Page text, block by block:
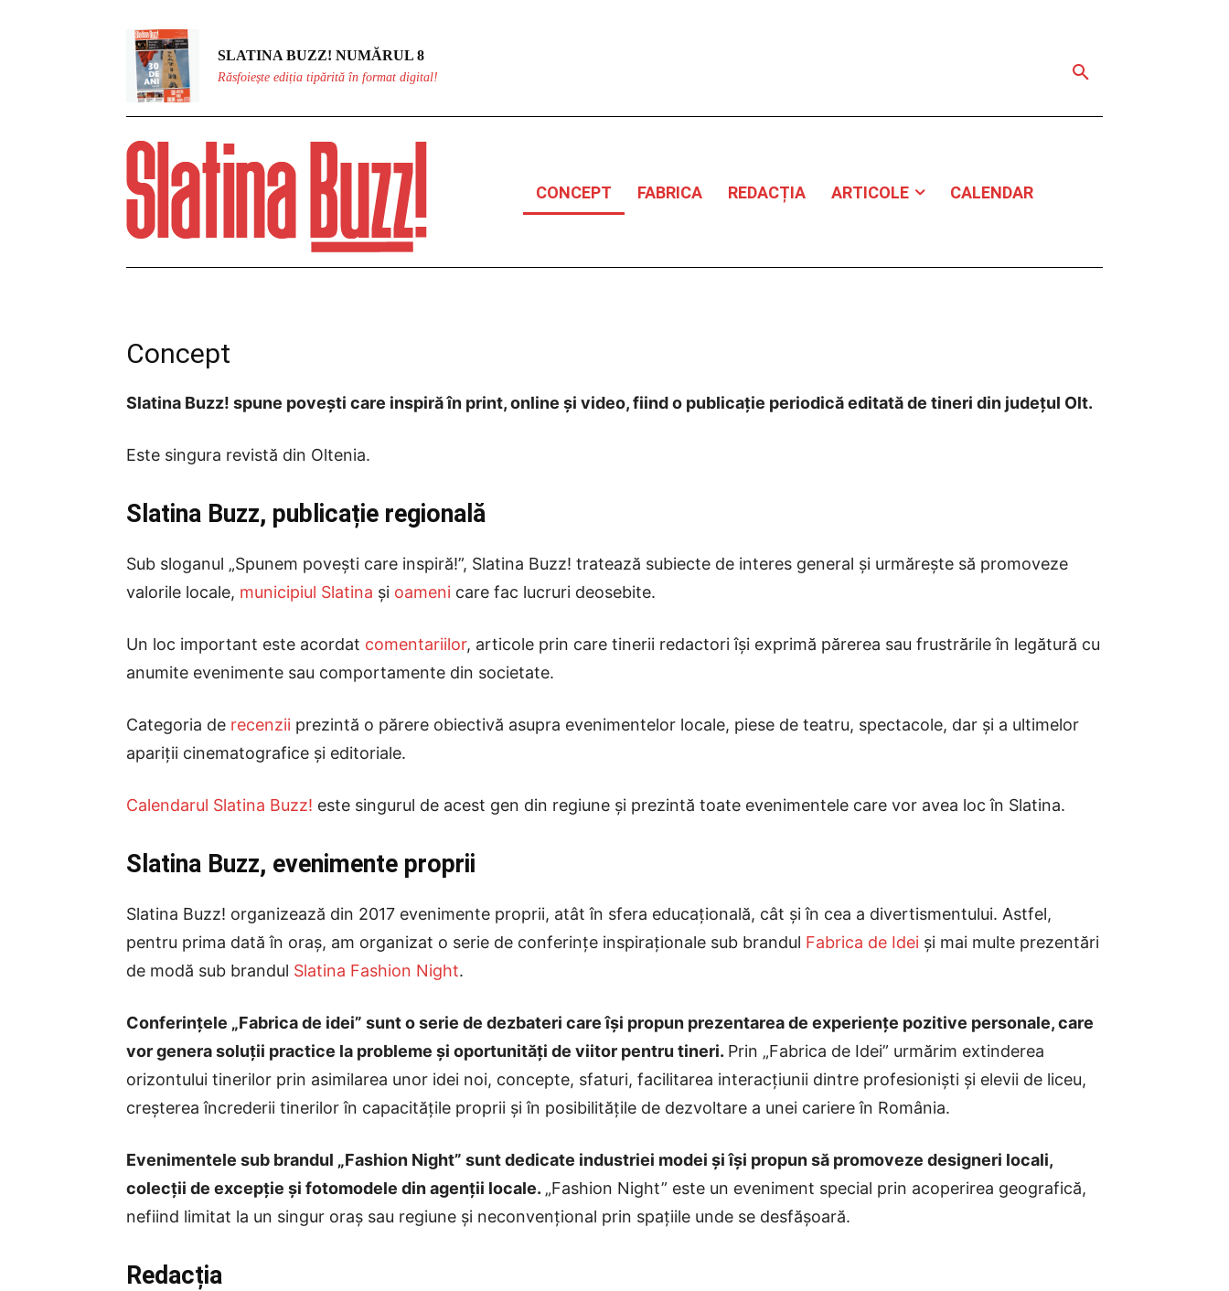
SLATINA BUZZ! NUMĂRUL 8
Răsfoiește ediția tipărită în format digital!
CONCEPT FABRICA REDACȚIA ARTICOLE CALENDAR
Concept
Slatina Buzz! spune povești care inspiră în print, online și video, fiind o publicație periodică editată de tineri din județul Olt.
Este singura revistă din Oltenia.
Slatina Buzz, publicație regională
Sub sloganul „Spunem povești care inspiră!”, Slatina Buzz! tratează subiecte de interes general și urmărește să promoveze
valorile locale, municipiul Slatina și oameni care fac lucruri deosebite.
Un loc important este acordat comentariilor, articole prin care tinerii redactori își exprimă părerea sau frustrările în legătură cu
anumite evenimente sau comportamente din societate.
Categoria de recenzii prezintă o părere obiectivă asupra evenimentelor locale, piese de teatru, spectacole, dar și a ultimelor
apariții cinematografice și editoriale.
Calendarul Slatina Buzz! este singurul de acest gen din regiune și prezintă toate evenimentele care vor avea loc în Slatina.
Slatina Buzz, evenimente proprii
Slatina Buzz! organizează din 2017 evenimente proprii, atât în sfera educațională, cât și în cea a divertismentului. Astfel,
pentru prima dată în oraș, am organizat o serie de conferințe inspiraționale sub brandul Fabrica de Idei și mai multe prezentări
de modă sub brandul Slatina Fashion Night.
Conferințele „Fabrica de idei” sunt o serie de dezbateri care își propun prezentarea de experiențe pozitive personale, care
vor genera soluții practice la probleme și oportunități de viitor pentru tineri. Prin „Fabrica de Idei” urmărim extinderea
orizontului tinerilor prin asimilarea unor idei noi, concepte, sfaturi, facilitarea interacțiunii dintre profesioniști și elevii de liceu,
creșterea încrederii tinerilor în capacitățile proprii și în posibilitățile de dezvoltare a unei cariere în România.
Evenimentele sub brandul „Fashion Night” sunt dedicate industriei modei și își propun să promoveze designeri locali,
colecții de excepție și fotomodele din agenții locale. „Fashion Night” este un eveniment special prin acoperirea geografică,
nefiind limitat la un singur oraș sau regiune și neconvențional prin spațiile unde se desfășoară.
Redacția